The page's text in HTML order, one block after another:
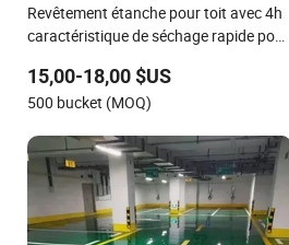
Revêtement étanche pour toit avec 4h
caractéristique de séchage rapide pour
15,00-18,00 $US
500 bucket (MOQ)